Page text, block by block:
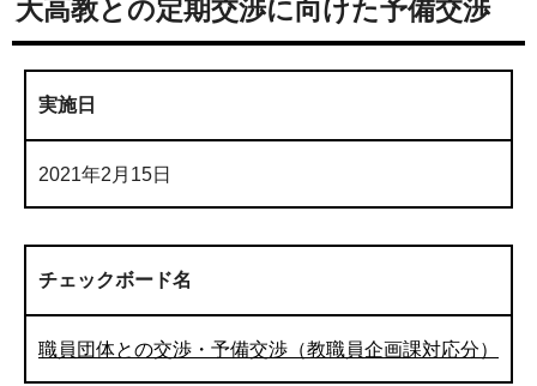
大高教との定期交渉に向けた予備交渉
実施日
2021年2月15日
チェックボード名
職員団体との交渉・予備交渉（教職員企画課対応分）